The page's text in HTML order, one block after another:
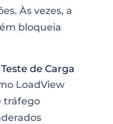
Às vezes, a
bloqueia
de Carga
LoadView
tráfego